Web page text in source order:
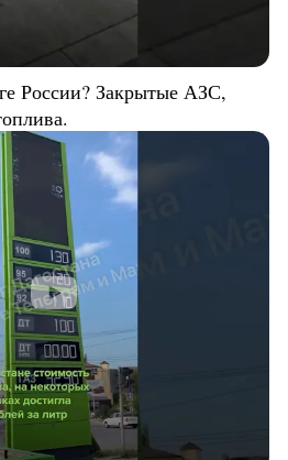
России? Закрытые АЗС,